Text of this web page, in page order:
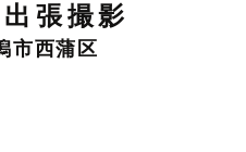
張撮影
市西蒲区